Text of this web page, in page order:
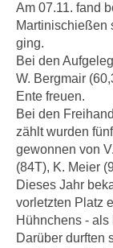
Am 07.11. fand
Martinischießen
ging.
Bei den
W. Bergmair
Ente freuen.
Bei den
zählt wurden
gewonnen von
(84T), K. Meier
Dieses Jahr
vorletzten Platz
Hühnchens -
Darüber durften